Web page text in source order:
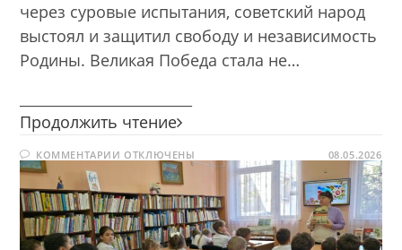
через суровые испытания, советский народ
выстоял и защитил свободу и независимость
Родины. Великая Победа стала не…
Продолжить чтение Великая
—
Великая
Победа
КОММЕНТАРИИ К
ЗАПИСИ
ВЕЛИКАЯ
ВОЙНА
—
ВЕЛИКАЯ
ПОБЕДА
ОТКЛЮЧЕНЫ 08.05.2026